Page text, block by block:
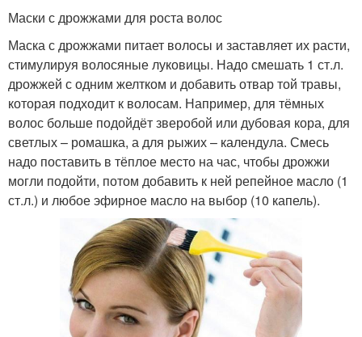
Маски с дрожжами для роста волос
Маска с дрожжами питает волосы и заставляет их расти,
стимулируя волосяные луковицы. Надо смешать 1 ст.л.
дрожжей с одним желтком и добавить отвар той травы,
которая подходит к волосам. Например, для тёмных
волос больше подойдёт зверобой или дубовая кора, для
светлых – ромашка, а для рыжих – календула. Смесь
надо поставить в тёплое место на час, чтобы дрожжи
могли подойти, потом добавить к ней репейное масло (1
ст.л.) и любое эфирное масло на выбор (10 капель).